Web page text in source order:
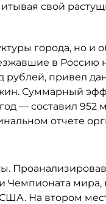
свой
города, но и
в Россию
рублей, привел
Суммарный
— составил 952
отчете
Чемпионата мира,
На втором